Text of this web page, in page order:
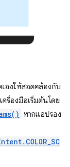
องให้สอดคล้องกับ
รื่องมือเริ่มต้นโดย
หากแอปรอง